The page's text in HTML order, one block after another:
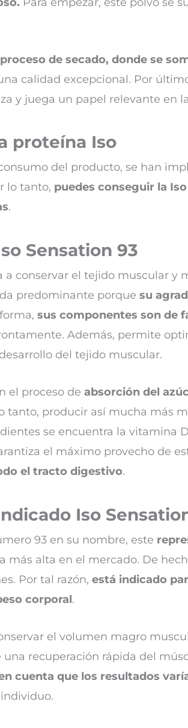
de secado, donde se
calidad excepcional. Por
y juega un papel relevante en
proteína Iso
del producto, se han
lo tanto, puedes conseguir la
.
Sensation 93
a conservar el tejido muscular
predominante porque su
sus componentes son de
Además, permite
del tejido muscular.
el proceso de absorción del
tanto, producir así mucha más
se encuentra la vitamina
el máximo provecho de
el tracto digestivo.
Iso
93 en su nombre, este
más alta en el mercado. De
Por tal razón, está indicado
corporal.
el volumen magro
recuperación rápida del
cuenta que los resultados